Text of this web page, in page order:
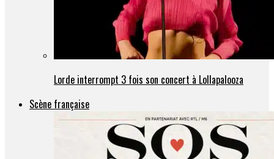
Lorde interrompt 3 fois son concert à Lollapalooza
Scène française